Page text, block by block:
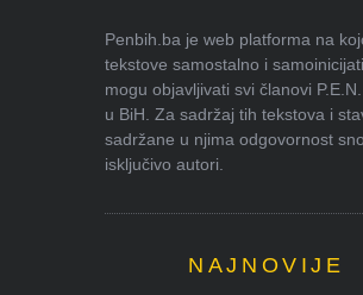
Penbih.ba je web platforma na
tekstove samostalno i
mogu objavljivati svi članovi
u BiH. Za sadržaj tih tekstova i
sadržane u njima odgovornost
isključivo autori.
NAJNOVIJE